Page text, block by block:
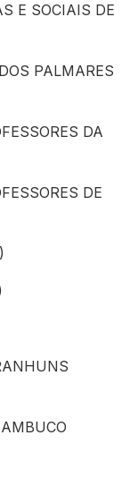
E SOCIAIS DE
PALMARES
DA
DE